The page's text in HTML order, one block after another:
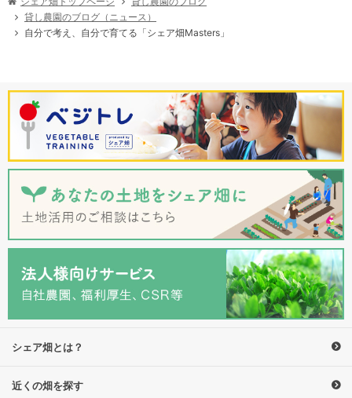
貸し農園のブログ（ニュース）
自分で考え、自分で育てる「シェア畑Masters」
シェア畑とは？
近くの畑を探す